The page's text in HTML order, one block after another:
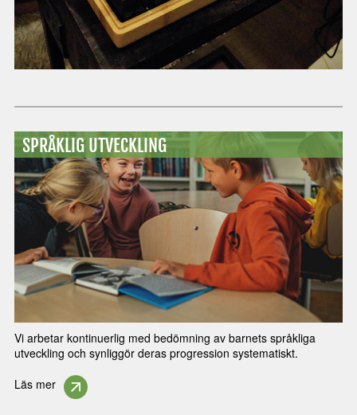
SPRÅKLIG UTVECKLING
Vi arbetar kontinuerlig med bedömning av barnets språkliga
utveckling och synliggör deras progression systematiskt.
Läs mer